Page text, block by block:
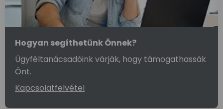
Hogyan segíthetünk Önnek?
Ügyféltanácsadóink várják, hogy támogathassák
Önt.
Kapcsolatfelvétel